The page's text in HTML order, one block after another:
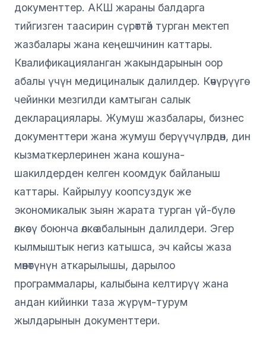
документтер. АКШ жараны балдарга
тийгизген таасирин сүрөттөй турган мектеп
жазбалары жана кеңешчинин каттары.
Квалификацияланган жакындарынын оор
абалы үчүн медициналык далилдер. Көчүрүүгө
чейинки мезгилди камтыган салык
декларациялары. Жумуш жазбалары, бизнес
документтери жана жумуш берүүчүлөрдөн, дин
кызматкерлеринен жана кошуна-
шакилдерден келген коомдук байланыш
каттары. Кайрылуу коопсуздук же
экономикалык зыян жарата турган үй-бүлө
өлкөсү боюнча өлкө абалынын далилдери. Эгер
кылмыштык негиз катышса, эч кайсы жаза
мөөнөтүнүн аткарылышы, дарылоо
программалары, калыбына келтирүү жана
андан кийинки таза жүрүм-турум
жылдарынын документтери.